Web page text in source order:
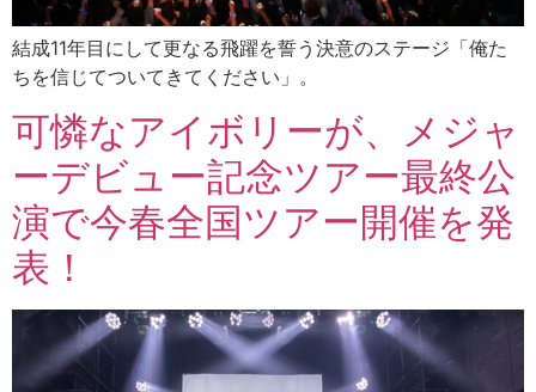
結成11年目にして更なる飛躍を誓う決意のステージ「俺た
ちを信じてついてきてください」。
可憐なアイボリーが、メジャ
ーデビュー記念ツアー最終公
演で今春全国ツアー開催を発
表！